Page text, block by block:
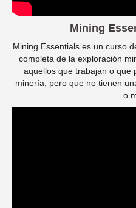
Mining
Mining Essentials es un curso
completa de la exploración
aquellos que trabajan o que
minería, pero que no tienen
o